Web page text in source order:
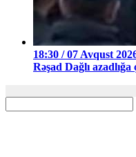
18:30 / 07 Avqust
Rəşad Dağlı azadlığa